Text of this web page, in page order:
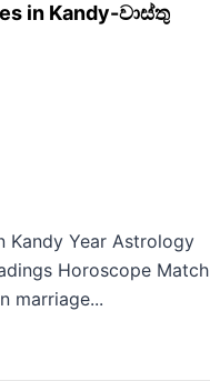
in Kandy-වාස්තු
Kandy Year Astrology
Horoscope Match
marriage...